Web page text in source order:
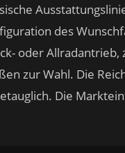
des
oder
zur Wahl. Die
Die